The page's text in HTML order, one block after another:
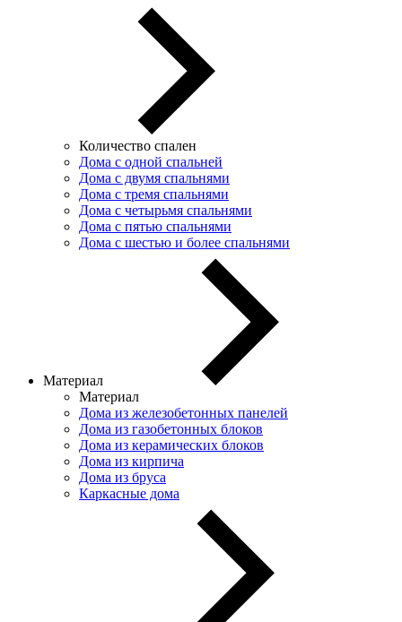
Количество спален
Дома с одной спальней
Дома с двумя спальнями
Дома с тремя спальнями
Дома с четырьмя спальнями
Дома с пятью спальнями
Дома с шестью и более спальнями
Материал
Материал
Дома из железобетонных панелей
Дома из газобетонных блоков
Дома из керамических блоков
Дома из кирпича
Дома из бруса
Каркасные дома